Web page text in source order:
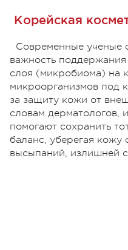
Корейская
Современные ученые
важность поддержания
слоя (микробиома) на
микроорганизмов под
за защиту кожи от
словам дерматологов,
помогают сохранить
баланс, уберегая кожу
высыпаний, излишней